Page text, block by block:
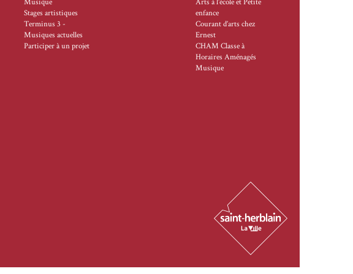
Stages artistiques
Terminus 3 -
Musiques actuelles
Participer à un projet
enfance
Courant d’arts chez
Ernest
CHAM Classe à
Horaires Aménagés
Musique